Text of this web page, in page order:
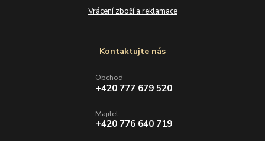
Vrácení zboží a reklamace
Kontaktujte nás
Obchod
+420 777 679 520
Majitel
+420 776 640 719